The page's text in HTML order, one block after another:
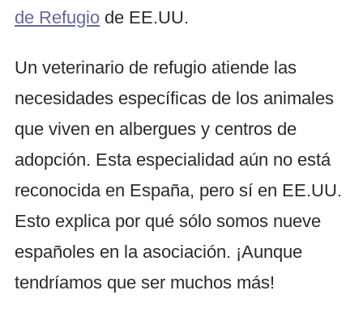
de Refugio de EE.UU.
Un veterinario de refugio atiende las
necesidades específicas de los animales
que viven en albergues y centros de
adopción. Esta especialidad aún no está
reconocida en España, pero sí en EE.UU.
Esto explica por qué sólo somos nueve
españoles en la asociación. ¡Aunque
tendríamos que ser muchos más!